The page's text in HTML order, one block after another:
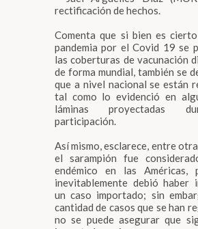
rectificación de hechos.
Comenta que si bien es
pandemia por el Covid 19 se
las coberturas de vacunación
de forma mundial, también se
que a nivel nacional se están
tal como lo evidenció en
láminas proyectadas
participación.
Así mismo, esclarece, entre
el sarampión fue
endémico en las
inevitablemente debió haber
un caso importado; sin
cantidad de casos que se han
no se puede asegurar que